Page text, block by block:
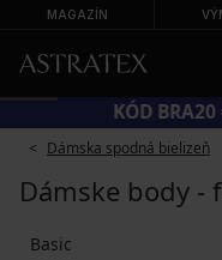
MAGAZÍN
KÓD
Dámska spodná bielizeň
Dámske body -
Basic